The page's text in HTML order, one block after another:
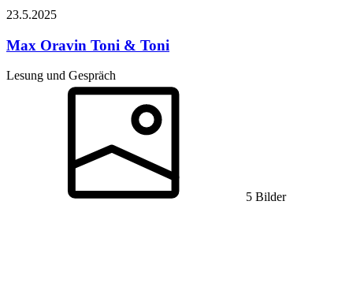
23.5.2025
Max Oravin Toni & Toni
Lesung und Gespräch
5 Bilder